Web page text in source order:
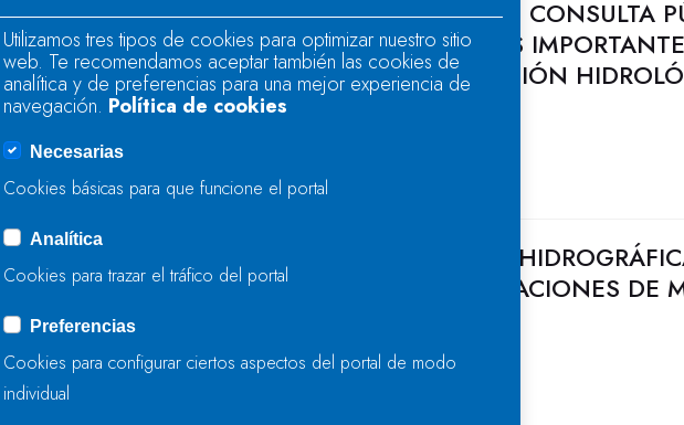
ABIERTO EL PLAZO DE CONSULTA
ESQUEMAS DE TEMAS
CICLO DE PLANIFICACIÓN
LA CONFEDERACIÓN
COMPLETA LAS ACTUACIONES DE
Utilizamos tres tipos de cookies para optimizar nuestro sitio
web. Te recomendamos aceptar también las cookies de
analítica y de preferencias para una mejor experiencia de
navegación. Política de cookies
Necesarias
Cookies básicas para que funcione el portal
Analítica
Cookies para trazar el tráfico del portal
Preferencias
Cookies para configurar ciertos aspectos del portal de modo
individual